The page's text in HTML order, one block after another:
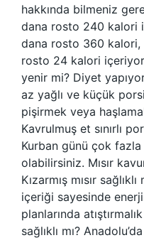
hakkında bilmeniz
dana rosto 240 kalori
dana rosto 360 kalori,
rosto 24 kalori
yenir mi? Diyet
az yağlı ve küçük
pişirmek veya
Kavrulmuş et sınırlı
Kurban günü çok fazla
olabilirsiniz. Mısır
Kızarmış mısır
içeriği sayesinde
planlarında
sağlıklı mı?